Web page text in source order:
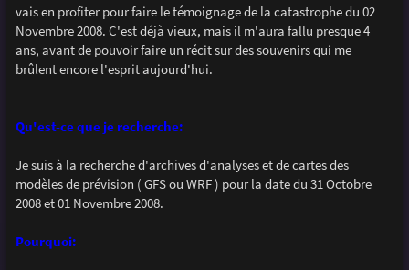
vais en profiter pour faire le témoignage de la catastrophe du 02
Novembre 2008. C'est déjà vieux, mais il m'aura fallu presque 4
ans, avant de pouvoir faire un récit sur des souvenirs qui me
brûlent encore l'esprit aujourd'hui.
Qu'est-ce que je recherche:
Je suis à la recherche d'archives d'analyses et de cartes des
modèles de prévision ( GFS ou WRF ) pour la date du 31 Octobre
2008 et 01 Novembre 2008.
Pourquoi: